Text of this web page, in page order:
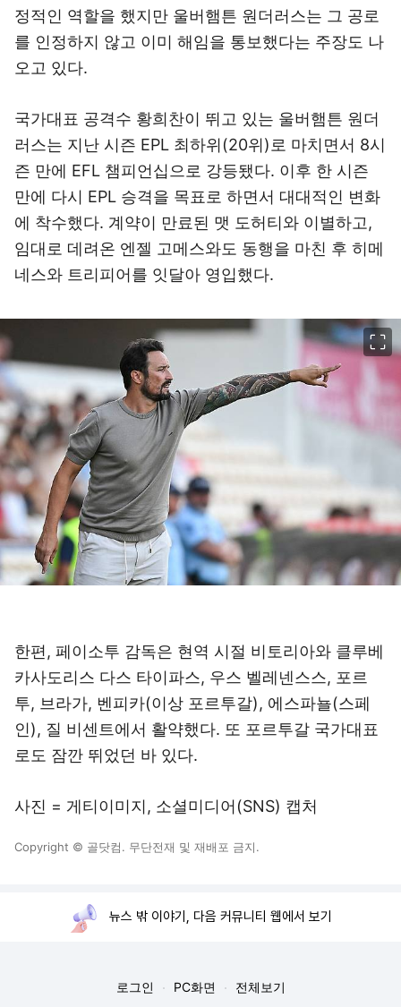
정적인 역할을 했지만 울버햄튼 원더러스는 그 공로
를 인정하지 않고 이미 해임을 통보했다는 주장도 나
오고 있다.
국가대표 공격수 황희찬이 뛰고 있는 울버햄튼 원더
러스는 지난 시즌 EPL 최하위(20위)로 마치면서 8시
즌 만에 EFL 챔피언십으로 강등됐다. 이후 한 시즌
만에 다시 EPL 승격을 목표로 하면서 대대적인 변화
에 착수했다. 계약이 만료된 맷 도허티와 이별하고,
임대로 데려온 엔젤 고메스와도 동행을 마친 후 히메
네스와 트리피어를 잇달아 영입했다.
한편, 페이소투 감독은 현역 시절 비토리아와 클루베
카사도리스 다스 타이파스, 우스 벨레넨스스, 포르
투, 브라가, 벤피카(이상 포르투갈), 에스파뇰(스페
인), 질 비센트에서 활약했다. 또 포르투갈 국가대표
로도 잠깐 뛰었던 바 있다.
사진 = 게티이미지, 소셜미디어(SNS) 캡처
Copyright © 골닷컴. 무단전재 및 재배포 금지.
뉴스 밖 이야기, 다음 커뮤니티 웹에서 보기
로그인 PC화면 전체보기